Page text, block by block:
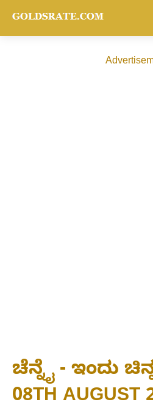
ಚೆನ್ನೈ - ಇಂದು